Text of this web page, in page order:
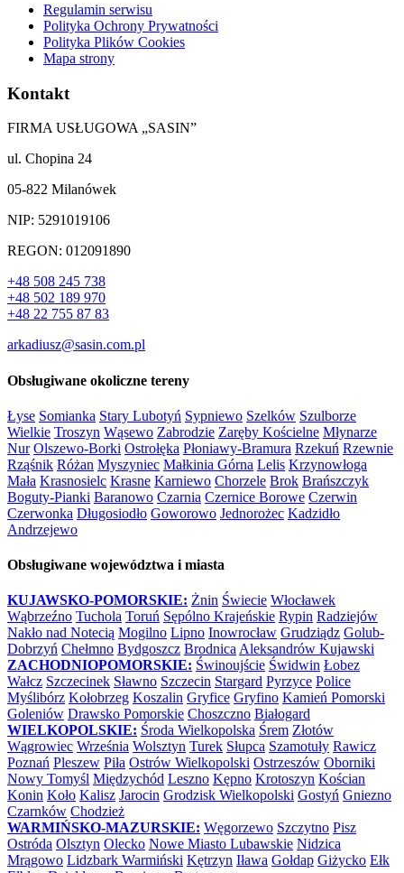
Regulamin serwisu
Polityka Ochrony Prywatności
Polityka Plików Cookies
Mapa strony
Kontakt
FIRMA USŁUGOWA „SASIN”
ul. Chopina 24
05-822 Milanówek
NIP: 5291019106
REGON: 012091890
+48 508 245 738
+48 502 189 970
+48 22 755 87 83
arkadiusz@sasin.com.pl
Obsługiwane okoliczne tereny
Łyse Somianka Stary Lubotyń Sypniewo Szelków Szulborze
Wielkie Troszyn Wąsewo Zabrodzie Zaręby Kościelne Młynarze
Nur Olszewo-Borki Ostrołęka Płoniawy-Bramura Rzekuń Rzewnie
Rząśnik Różan Myszyniec Małkinia Górna Lelis Krzynowłoga
Mała Krasnosielc Krasne Karniewo Chorzele Brok Brańszczyk
Boguty-Pianki Baranowo Czarnia Czernice Borowe Czerwin
Czerwonka Długosiodło Goworowo Jednorożec Kadzidło
Andrzejewo
Obsługiwane województwa i miasta
KUJAWSKO-POMORSKIE: Żnin Świecie Włocławek
Wąbrzeźno Tuchola Toruń Sępólno Krajeńskie Rypin Radziejów
Nakło nad Notecią Mogilno Lipno Inowrocław Grudziądz Golub-
Dobrzyń Chełmno Bydgoszcz Brodnica Aleksandrów Kujawski
ZACHODNIOPOMORSKIE: Świnoujście Świdwin Łobez
Wałcz Szczecinek Sławno Szczecin Stargard Pyrzyce Police
Myślibórz Kołobrzeg Koszalin Gryfice Gryfino Kamień Pomorski
Goleniów Drawsko Pomorskie Choszczno Białogard
WIELKOPOLSKIE: Środa Wielkopolska Śrem Złotów
Wągrowiec Września Wolsztyn Turek Słupca Szamotuły Rawicz
Poznań Pleszew Piła Ostrów Wielkopolski Ostrzeszów Oborniki
Nowy Tomyśl Międzychód Leszno Kępno Krotoszyn Kościan
Konin Koło Kalisz Jarocin Grodzisk Wielkopolski Gostyń Gniezno
Czarnków Chodzież
WARMIŃSKO-MAZURSKIE: Węgorzewo Szczytno Pisz
Ostróda Olsztyn Olecko Nowe Miasto Lubawskie Nidzica
Mrągowo Lidzbark Warmiński Kętrzyn Iława Gołdap Giżycko Ełk